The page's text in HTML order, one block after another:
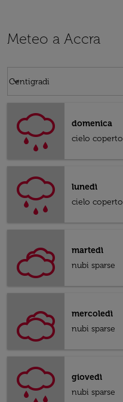
Meteo a Accra
Centigradi
keyboard_arrow_down
domenica
cielo coperto
lunedì
cielo coperto
martedì
nubi sparse
mercoledì
nubi sparse
giovedì
nubi sparse